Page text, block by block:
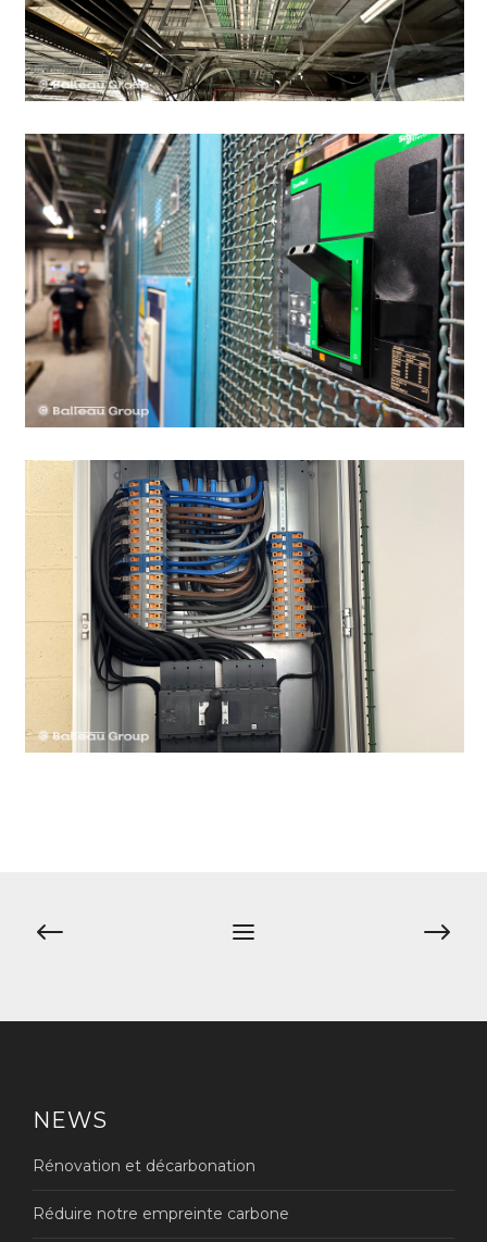
Navigation
NEWS
Rénovation et décarbonation
Réduire notre empreinte carbone